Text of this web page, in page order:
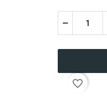
favorite_border